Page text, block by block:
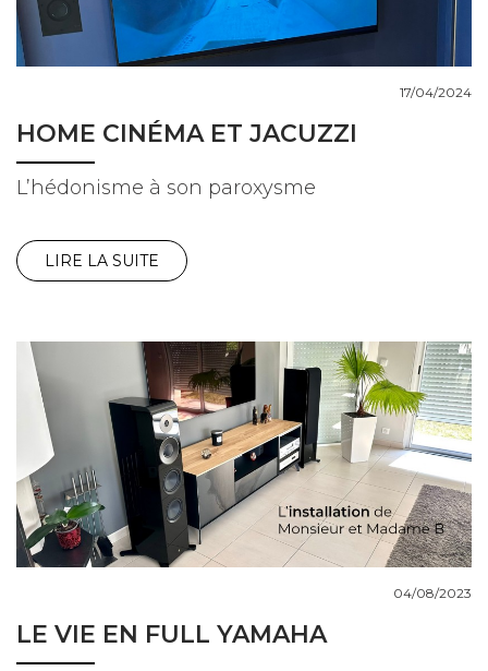
HOME CINÉMA ET JACUZZI
17/04/2024
L’hédonisme à son paroxysme
LIRE LA SUITE
LE VIE EN FULL YAMAHA
04/08/2023